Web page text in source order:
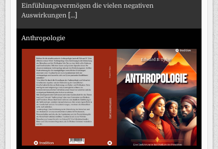
Einfühlungsvermögen die vielen negativen
Auswirkungen [...]
Anthropologie